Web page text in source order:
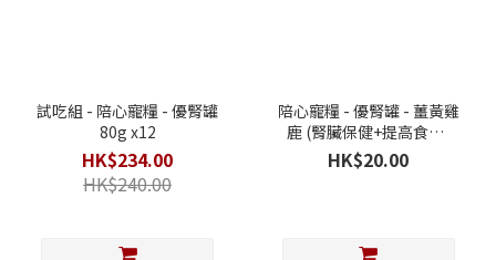
試吃組 - 陪心寵糧 - 優腎罐
80g x12
HK$234.00
HK$240.00
陪心寵糧 - 優腎罐 - 薑黃雞
鹿 (腎臟保健+提高食慾)
80g
HK$20.00